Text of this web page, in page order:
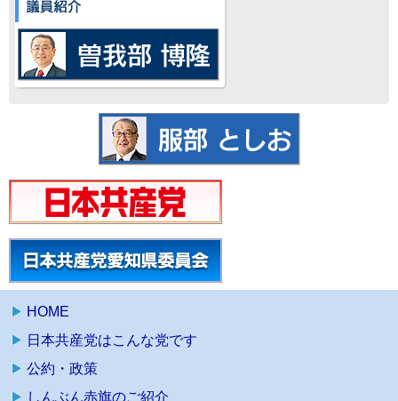
HOME
日本共産党はこんな党です
公約・政策
しんぶん赤旗のご紹介